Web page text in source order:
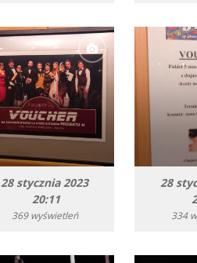
28 stycznia 2023
20:11
369 wyświetleń
28
334